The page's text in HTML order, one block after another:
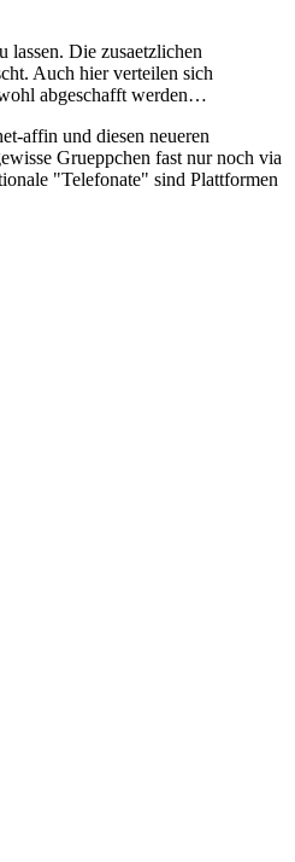
lassen. Die zusaetzlichen
Auch hier verteilen sich
abgeschafft werden…
affin und diesen neueren
Grueppchen fast nur noch via
"Telefonate" sind Plattformen